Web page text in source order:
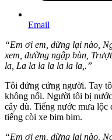
Email
“Em ơi em, dừng lại nào,
xem, đường ngập bùn,
la, La la la la la la la,.”
Tôi đứng cứng người. Tay
không nổi. Người tôi bị
cây dù. Tiếng nước mưa lộc
tiếng còi xe bim bim.
“Em ơi em, dừng lại nào,